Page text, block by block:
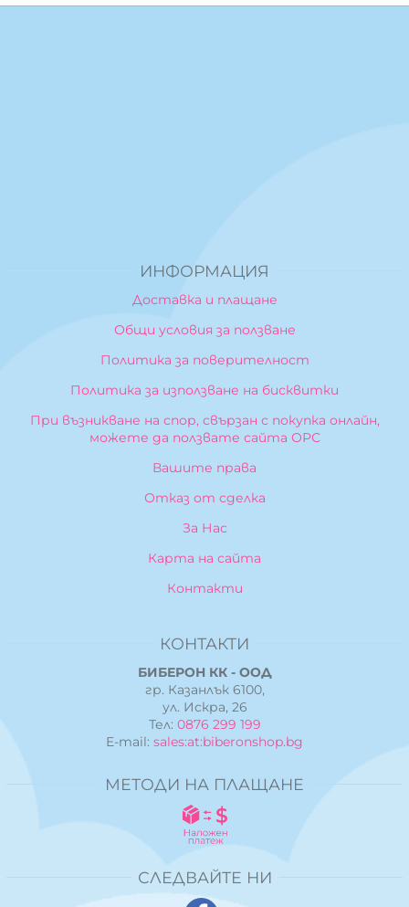
ИНФОРМАЦИЯ
Доставка и плащане
Общи условия за ползване
Политика за поверителност
Политика за използване на бисквитки
При възникване на спор, свързан с покупка онлайн,
можете да ползвате сайта ОРС
Вашите права
Отказ от сделка
За Нас
Карта на сайта
Контакти
КОНТАКТИ
БИБЕРОН КК - ООД
гр. Казанлък 6100,
ул. Искра, 26
Тел: 0876 299 199
E-mail: sales:at:biberonshop.bg
МЕТОДИ НА ПЛАЩАНЕ
СЛЕДВАЙТЕ НИ